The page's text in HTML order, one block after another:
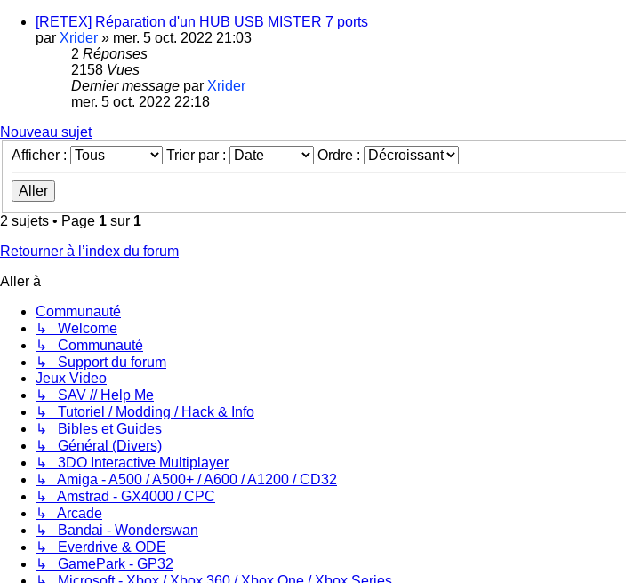
[RETEX] Réparation d'un HUB USB MISTER 7 ports
par Xrider » mer. 5 oct. 2022 21:03
2 Réponses
2158 Vues
Dernier message par Xrider
mer. 5 oct. 2022 22:18
Nouveau sujet
Afficher :
Trier par : Ordre :
2 sujets • Page 1 sur 1
Retourner à l’index du forum
Aller à
Communauté
↳ Welcome
↳ Communauté
↳ Support du forum
Jeux Video
↳ SAV // Help Me
↳ Tutoriel / Modding / Hack & Info
↳ Bibles et Guides
↳ Général (Divers)
↳ 3DO Interactive Multiplayer
↳ Amiga - A500 / A500+ / A600 / A1200 / CD32
↳ Amstrad - GX4000 / CPC
↳ Arcade
↳ Bandai - Wonderswan
↳ Everdrive & ODE
↳ GamePark - GP32